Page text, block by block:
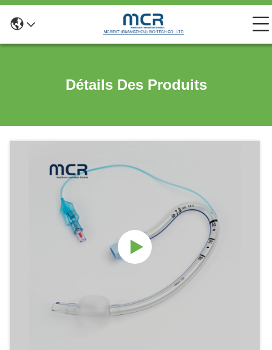
Détails Des Produits